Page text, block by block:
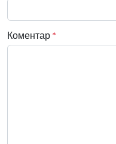
Коментар *